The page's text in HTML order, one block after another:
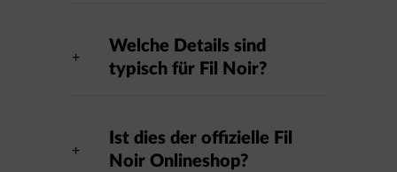
Welche Details sind
typisch für Fil Noir?
Ist dies der offizielle Fil
Noir Onlineshop?